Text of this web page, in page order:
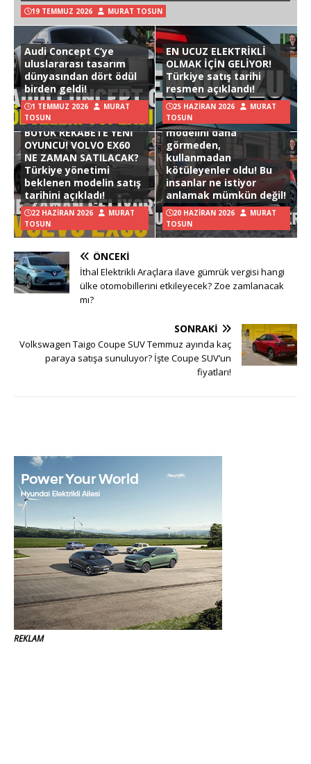
19 TEMMUZ 2026 MURAT TOSUN
Audi Concept C’ye
uluslararası tasarım
dünyasından dört ödül
birden geldi!
1 TEMMUZ 2026
MURAT
TOSUN
EN UCUZ ELEKTRİKLİ
OLMAK İÇİN GELİYOR!
Türkiye satış tarihi
resmen açıklandı!
25 HAZIRAN 2026
MURAT
TOSUN
BÜYÜK REKABETE YENİ
OYUNCU! VOLVO EX60
NE ZAMAN SATILACAK?
Türkiye yönetimi
beklenen modelin satış
tarihini açıkladı!
22 HAZIRAN 2026
MURAT
TOSUN
Hyundai Ioniq 3
modelini daha
görmeden,
kullanmadan
kötüleyenler oldu! Bu
insanlar ne istiyor
anlamak mümkün değil!
20 HAZIRAN 2026
MURAT
TOSUN
ÖNCEKI
İthal Elektrikli Araçlara ilave gümrük vergisi hangi
ülke otomobillerini etkileyecek? Zoe zamlanacak
mı?
SONRAKI
Volkswagen Taigo Coupe SUV Temmuz ayında kaç
paraya satışa sunuluyor? İşte Coupe SUV’un
fiyatları!
REKLAM